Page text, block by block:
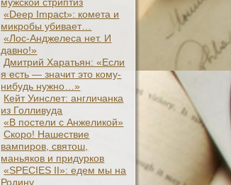
«Deep Impact»: комета и
микробы убивает…
«Лос-Анджелеса нет. И
давно!»
Дмитрий Харатьян: «Если
я есть — значит это кому-
нибудь нужно…»
Кейт Уинслет: англичанка
из Голливуда
«В постели с Анжеликой»
Скоро! Нашествие
вампиров, святош,
маньяков и придурков
«SPECIES II»: едем мы на
Родину